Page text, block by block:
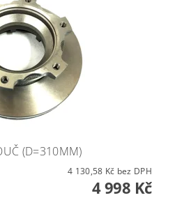
(D=310MM)
4 130,58 Kč bez DPH
4 998 Kč